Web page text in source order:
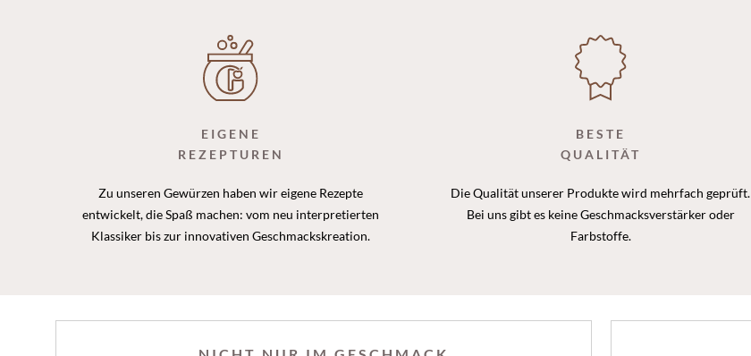
EIGENE
REZEPTUREN
Zu unseren Gewürzen haben wir eigene Rezepte
entwickelt, die Spaß machen: vom neu interpretierten
Klassiker bis zur innovativen Geschmackskreation.
BESTE
QUALITÄT
Die Qualität unserer Produkte wird mehrfach geprüft.
Bei uns gibt es keine Geschmacksverstärker oder
Farbstoffe.